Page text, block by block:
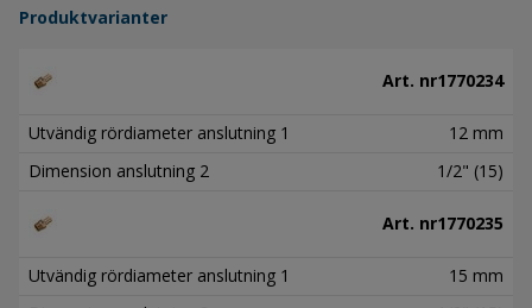
Produktvarianter
Art. nr1770234
Utvändig rördiameter anslutning 1
12 mm
Dimension anslutning 2
1/2" (15)
Art. nr1770235
Utvändig rördiameter anslutning 1
15 mm